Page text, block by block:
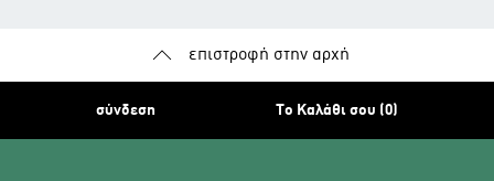
επιστροφή στην αρχή
σύνδεση Το Καλάθι σου (0)